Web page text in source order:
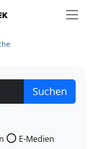
der Sie suchen wollen.
E-Medien